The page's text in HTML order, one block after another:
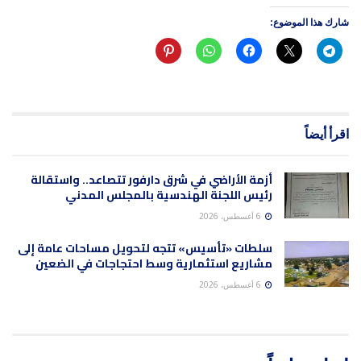
شارك هذا الموضوع:
اقرأ أيضاً
أزمة الأراضي في شرق دارفور تتصاعد.. واستقالة
رئيس اللجنة الهندسية بالمجلس المدني
سلطات «تأسيس» تتجه لتحويل مساحات عامة إلى
مشاريع استثمارية وسط احتجاجات في الضعين